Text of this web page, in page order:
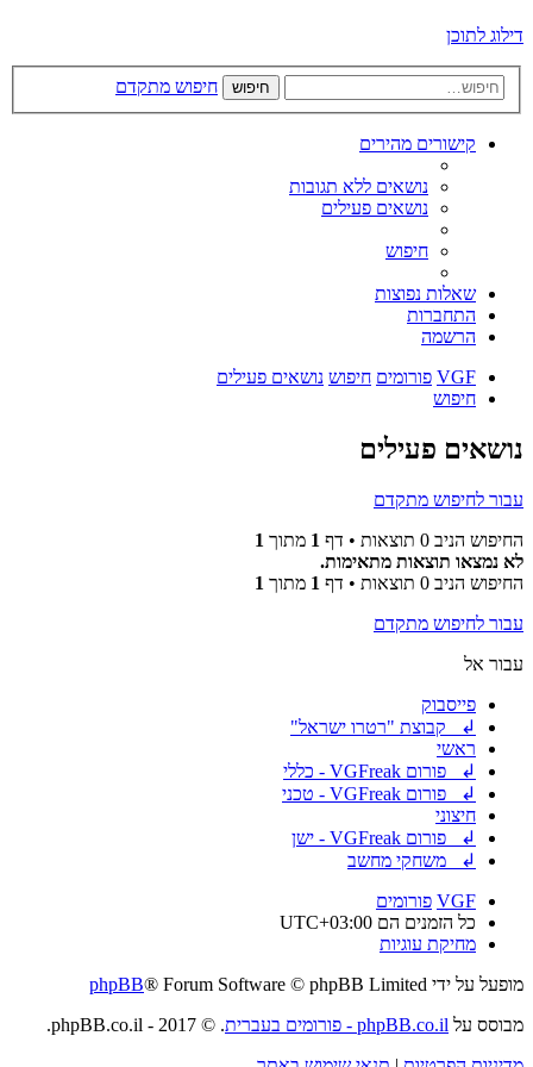
דילוג לתוכן
חיפוש חיפוש מתקדם
קישורים מהירים
נושאים ללא תגובות
נושאים פעילים
חיפוש
שאלות נפוצות
התחברות
הרשמה
VGF פורומים חיפוש נושאים פעילים
חיפוש
נושאים פעילים
עבור לחיפוש מתקדם
החיפוש הניב 0 תוצאות • דף
1 מתוך 1
לא נמצאו תוצאות מתאימות.
החיפוש הניב 0 תוצאות • דף
1 מתוך 1
עבור לחיפוש מתקדם
עבור אל
פייסבוק
↲ קבוצת "רטרו ישראל"
ראשי
↲ פורום VGFreak - כללי
↲ פורום VGFreak - טכני
חיצוני
↲ פורום VGFreak - ישן
↲ משחקי מחשב
VGF פורומים
כל הזמנים הם UTC+03:00
מחיקת עוגיות
מופעל על ידי
phpBB® Forum Software © phpBB Limited
מבוסס על phpBB.co.il - פורומים בעברית
. © 2017 - phpBB.co.il.